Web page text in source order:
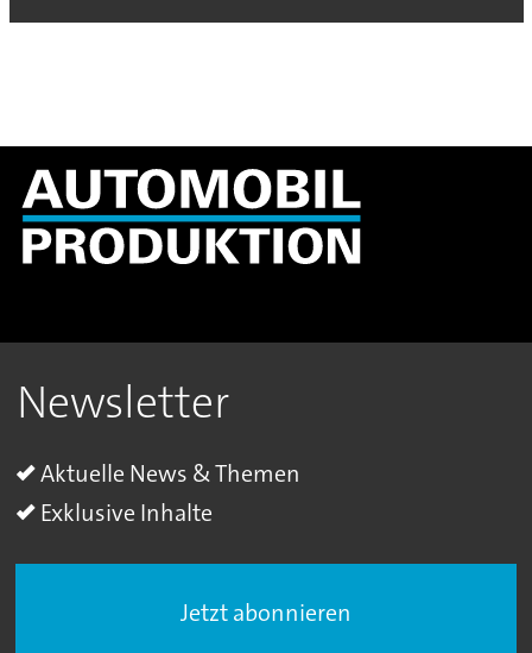
Newsletter
Aktuelle News & Themen
Exklusive Inhalte
Jetzt abonnieren